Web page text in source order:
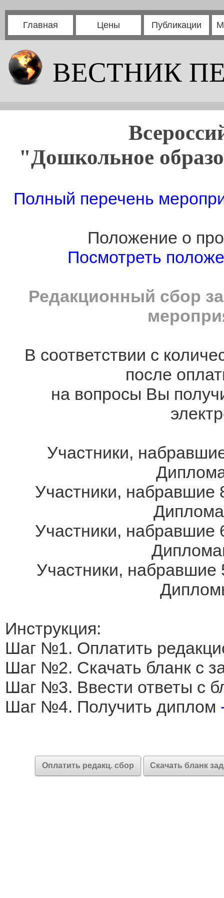
Главная Цены Публикации
ВЕСТНИК
"Дошкольное
Полный перечень
Положение о
Посмотреть
Редакционный сбор
В соответствии с
после
на вопросы Вы
Участники,
Участники, набравшие
Участники, набравшие
Участники,
Инструкция:
Шаг №1. Оплатить
Шаг №2. Скачать бланк с
Шаг №3. Ввести ответы с
Шаг №4. Получить диплом
Оплатить редакц. сбор Скачать бланк